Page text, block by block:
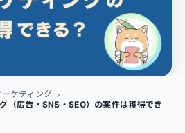
ケティング
（広告・SNS・SEO）の案件は獲得でき